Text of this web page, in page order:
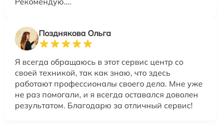
Позднякова Ольга
Я всегда обращаюсь в этот сервис центр со
своей техникой, так как знаю, что здесь
работают профессионалы своего дела. Мне уже
не раз помогали, и я всегда оставался доволен
результатом. Благодарю за отличный сервис!